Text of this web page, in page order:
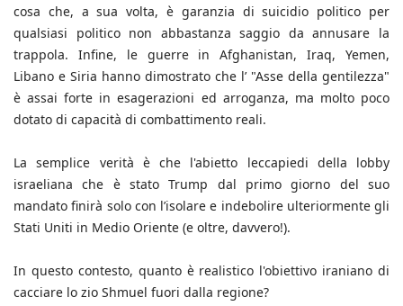
cosa che, a sua volta, è garanzia di suicidio politico per
qualsiasi politico non abbastanza saggio da annusare la
trappola. Infine, le guerre in Afghanistan, Iraq, Yemen,
Libano e Siria hanno dimostrato che l’ "Asse della gentilezza"
è assai forte in esagerazioni ed arroganza, ma molto poco
dotato di capacità di combattimento reali.
La semplice verità è che l'abietto leccapiedi della lobby
israeliana che è stato Trump dal primo giorno del suo
mandato finirà solo con l’isolare e indebolire ulteriormente gli
Stati Uniti in Medio Oriente (e oltre, davvero!).
In questo contesto, quanto è realistico l'obiettivo iraniano di
cacciare lo zio Shmuel fuori dalla regione?